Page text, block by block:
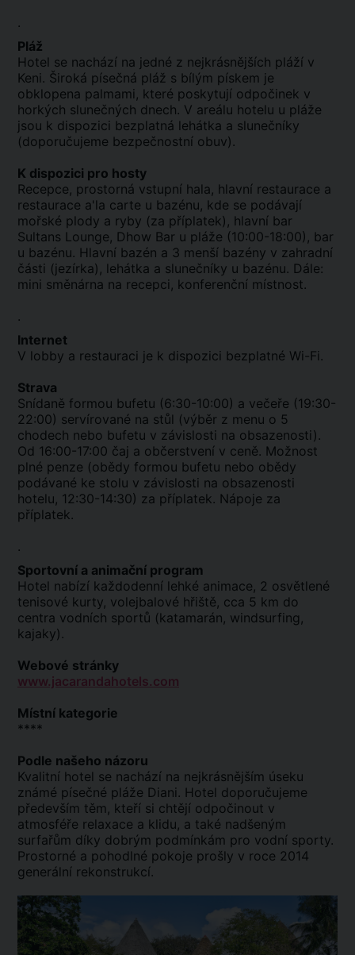
.
Pláž
Hotel se nachází na jedné z nejkrásnějších pláží v
Keni. Široká písečná pláž s bílým pískem je
obklopena palmami, které poskytují odpočinek v
horkých slunečných dnech. V areálu hotelu u pláže
jsou k dispozici bezplatná lehátka a slunečníky
(doporučujeme bezpečnostní obuv).
K dispozici pro hosty
Recepce, prostorná vstupní hala, hlavní restaurace a
restaurace a'la carte u bazénu, kde se podávají
mořské plody a ryby (za příplatek), hlavní bar
Sultans Lounge, Dhow Bar u pláže (10:00-18:00), bar
u bazénu. Hlavní bazén a 3 menší bazény v zahradní
části (jezírka), lehátka a slunečníky u bazénu. Dále:
mini směnárna na recepci, konferenční místnost.
.
Internet
V lobby a restauraci je k dispozici bezplatné Wi-Fi.
Strava
Snídaně formou bufetu (6:30-10:00) a večeře (19:30-
22:00) servírované na stůl (výběr z menu o 5
chodech nebo bufetu v závislosti na obsazenosti).
Od 16:00-17:00 čaj a občerstvení v ceně. Možnost
plné penze (obědy formou bufetu nebo obědy
podávané ke stolu v závislosti na obsazenosti
hotelu, 12:30-14:30) za příplatek. Nápoje za
příplatek.
.
Sportovní a animační program
Hotel nabízí každodenní lehké animace, 2 osvětlené
tenisové kurty, volejbalové hřiště, cca 5 km do
centra vodních sportů (katamarán, windsurfing,
kajaky).
Webové stránky
www.jacarandahotels.com
Místní kategorie
****
Podle našeho názoru
Kvalitní hotel se nachází na nejkrásnějším úseku
známé písečné pláže Diani. Hotel doporučujeme
především těm, kteří si chtějí odpočinout v
atmosféře relaxace a klidu, a také nadšeným
surfařům díky dobrým podmínkám pro vodní sporty.
Prostorné a pohodlné pokoje prošly v roce 2014
generální rekonstrukcí.